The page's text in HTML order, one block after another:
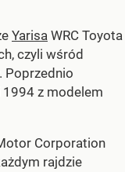
Yarisa WRC Toyota
czyli wśród
Poprzednio
z modelem
Corporation
rajdzie